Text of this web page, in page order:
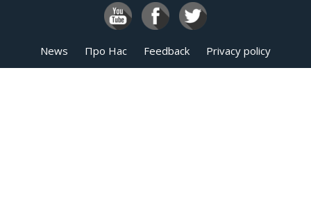
News Про Нас Feedback Privacy policy